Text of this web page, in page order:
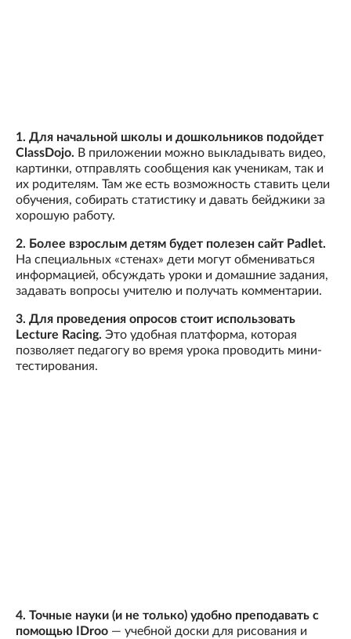
1. Для начальной школы и дошкольников подойдет
ClassDojo. В приложении можно выкладывать видео,
картинки, отправлять сообщения как ученикам, так и
их родителям. Там же есть возможность ставить цели
обучения, собирать статистику и давать бейджики за
хорошую работу.
2. Более взрослым детям будет полезен сайт Padlet.
На специальных «стенах» дети могут обмениваться
информацией, обсуждать уроки и домашние задания,
задавать вопросы учителю и получать комментарии.
3. Для проведения опросов стоит использовать
Lecture Racing. Это удобная платформа, которая
позволяет педагогу во время урока проводить мини-
тестирования.
4. Точные науки (и не только) удобно преподавать с
помощью IDroo — учебной доски для рисования и